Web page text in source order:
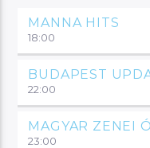
MANNA HITS
18:00
BUDAPEST
22:00
MAGYAR ZENEI
23:00